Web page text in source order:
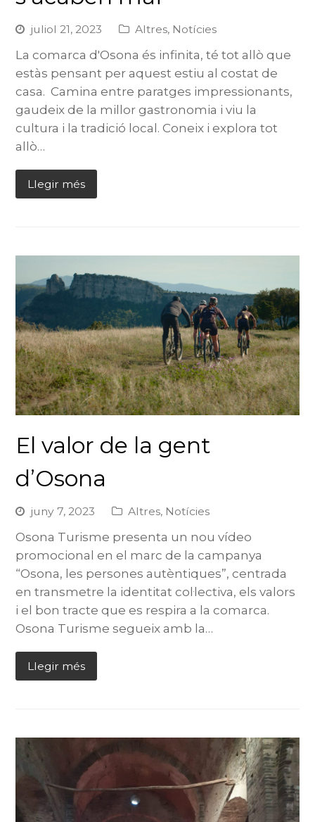
juliol 21, 2023 Altres, Notícies
La comarca d'Osona és infinita, té tot allò que
estàs pensant per aquest estiu al costat de
casa. Camina entre paratges impressionants,
gaudeix de la millor gastronomia i viu la
cultura i la tradició local. Coneix i explora tot
allò…
Llegir més
El valor de la gent
d’Osona
juny 7, 2023 Altres, Notícies
Osona Turisme presenta un nou vídeo
promocional en el marc de la campanya
“Osona, les persones autèntiques”, centrada
en transmetre la identitat col·lectiva, els valors
i el bon tracte que es respira a la comarca.
Osona Turisme segueix amb la…
Llegir més